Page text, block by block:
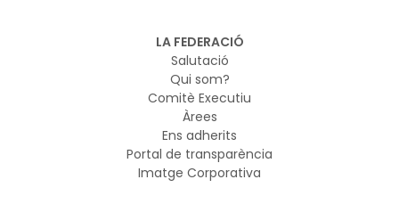
LA FEDERACIÓ
Salutació
Qui som?
Comitè Executiu
Àrees
Ens adherits
Portal de transparència
Imatge Corporativa